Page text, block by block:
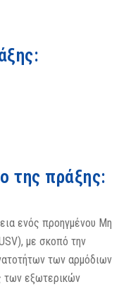
της πράξης:
ενός προηγμένου Μη
με σκοπό την
των αρμόδιων
των εξωτερικών